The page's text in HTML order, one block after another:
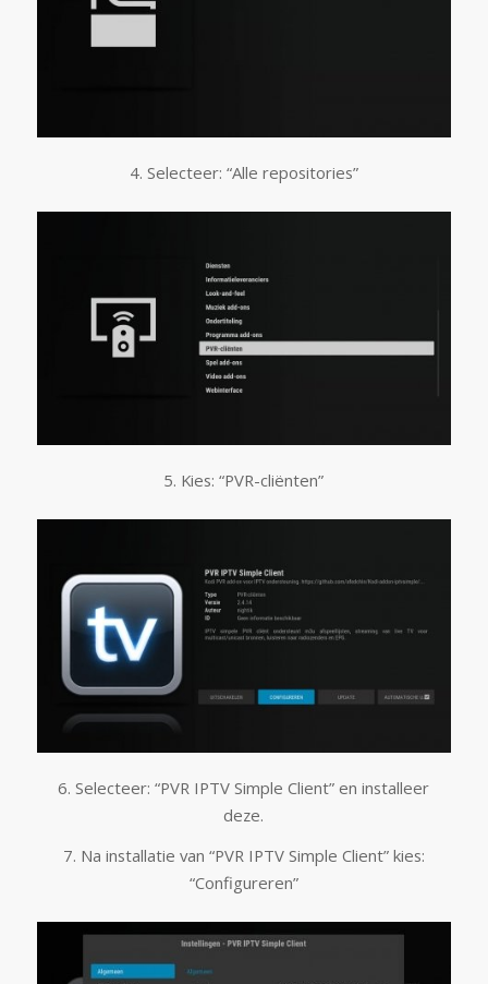
4. Selecteer: “Alle repositories”
5. Kies: “PVR-cliënten”
6. Selecteer: “PVR IPTV Simple Client” en installeer
deze.
7. Na installatie van “PVR IPTV Simple Client” kies:
“Configureren”